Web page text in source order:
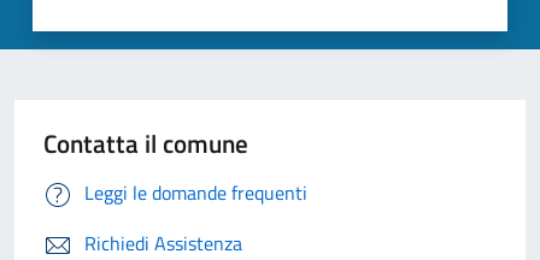
Contatta il comune
Leggi le domande frequenti
Richiedi Assistenza